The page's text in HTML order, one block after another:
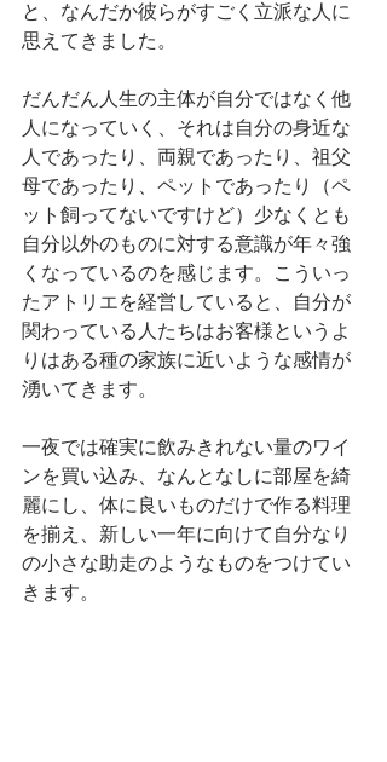
と、なんだか彼らがすごく立派な人に
思えてきました。
だんだん人生の主体が自分ではなく他
人になっていく、それは自分の身近な
人であったり、両親であったり、祖父
母であったり、ペットであったり（ペ
ット飼ってないですけど）少なくとも
自分以外のものに対する意識が年々強
くなっているのを感じます。こういっ
たアトリエを経営していると、自分が
関わっている人たちはお客様というよ
りはある種の家族に近いような感情が
湧いてきます。
一夜では確実に飲みきれない量のワイ
ンを買い込み、なんとなしに部屋を綺
麗にし、体に良いものだけで作る料理
を揃え、新しい一年に向けて自分なり
の小さな助走のようなものをつけてい
きます。